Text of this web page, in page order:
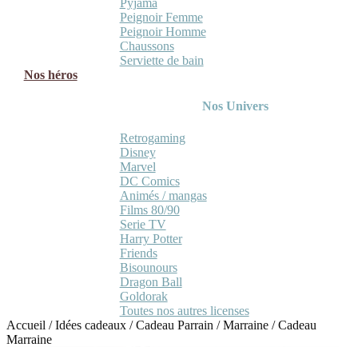
Pyjama
Peignoir Femme
Peignoir Homme
Chaussons
Serviette de bain
Nos héros
Nos Univers
Retrogaming
Disney
Marvel
DC Comics
Animés / mangas
Films 80/90
Serie TV
Harry Potter
Friends
Bisounours
Dragon Ball
Goldorak
Toutes nos autres licenses
Accueil /Idées cadeaux /Cadeau Parrain / Marraine /Cadeau
Marraine